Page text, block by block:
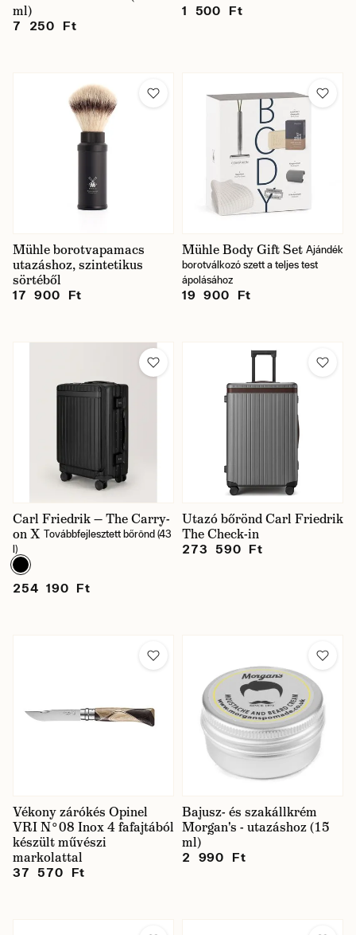
ml)
7 250 Ft
1 500 Ft
Mühle borotvapamacs
utazáshoz, szintetikus
sörtéből
17 900 Ft
Mühle Body Gift Set Ajándék
borotválkozó szett a teljes test
ápolásához
19 900 Ft
Carl Friedrik — The Carry-
on X Továbbfejlesztett bőrönd (43
l)
254 190 Ft
Utazó bőrönd Carl Friedrik
The Check-in
273 590 Ft
Vékony zárókés Opinel
VRI N°08 Inox 4 fafajtából
készült művészi
markolattal
37 570 Ft
Bajusz- és szakállkrém
Morgan's - utazáshoz (15
ml)
2 990 Ft